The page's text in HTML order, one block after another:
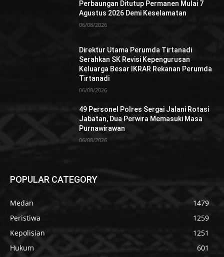
Perbaungan Ditutup Permanen Mulai 7
Agustus 2026 Demi Keselamatan
06/08/2026
Direktur Utama Perumda Tirtanadi
Serahkan SK Revisi Kepengurusan
Keluarga Besar IKRAR Rekanan Perumda
Tirtanadi
06/08/2026
49 Personel Polres Sergai Jalani Rotasi
Jabatan, Dua Perwira Memasuki Masa
Purnawirawan
06/08/2026
POPULAR CATEGORY
Medan
1479
Peristiwa
1259
Kepolisian
1251
Hukum
601